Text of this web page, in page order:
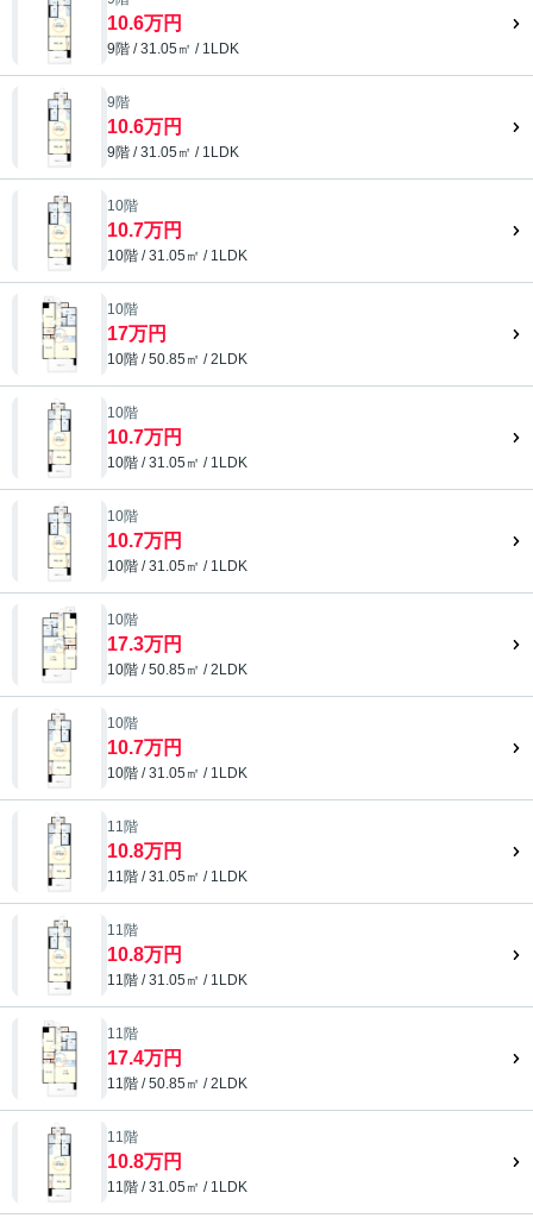
10.6万円
9階 / 31.05㎡ / 1LDK
9階
10.6万円
9階 / 31.05㎡ / 1LDK
10階
10.7万円
10階 / 31.05㎡ / 1LDK
10階
17万円
10階 / 50.85㎡ / 2LDK
10階
10.7万円
10階 / 31.05㎡ / 1LDK
10階
10.7万円
10階 / 31.05㎡ / 1LDK
10階
17.3万円
10階 / 50.85㎡ / 2LDK
10階
10.7万円
10階 / 31.05㎡ / 1LDK
11階
10.8万円
11階 / 31.05㎡ / 1LDK
11階
10.8万円
11階 / 31.05㎡ / 1LDK
11階
17.4万円
11階 / 50.85㎡ / 2LDK
11階
10.8万円
11階 / 31.05㎡ / 1LDK